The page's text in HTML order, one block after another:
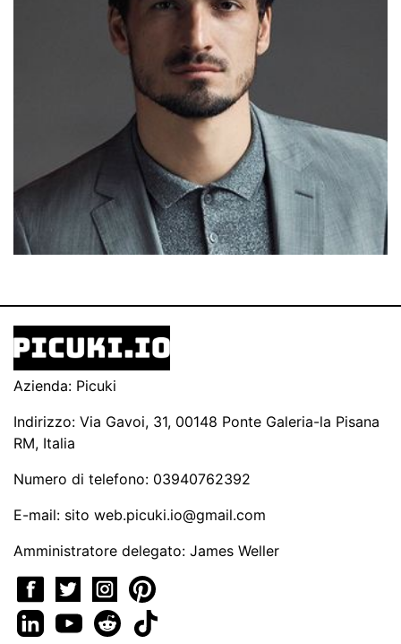
Azienda: Picuki
Indirizzo: Via Gavoi, 31, 00148 Ponte Galeria-la Pisana
RM, Italia
Numero di telefono: 03940762392
E-mail: sito web.picuki.io@gmail.com
Amministratore delegato: James Weller